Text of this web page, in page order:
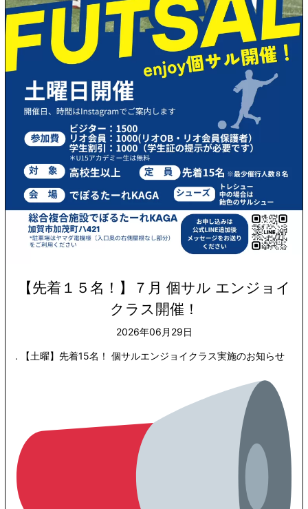
【先着１５名！】７月 個サル エンジョイ
クラス開催！
2026年06月29日
. 【土曜】先着15名！ 個サルエンジョイクラス実施のお知らせ